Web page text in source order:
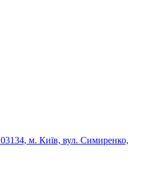
03134, м. Київ, вул. Симиренко,